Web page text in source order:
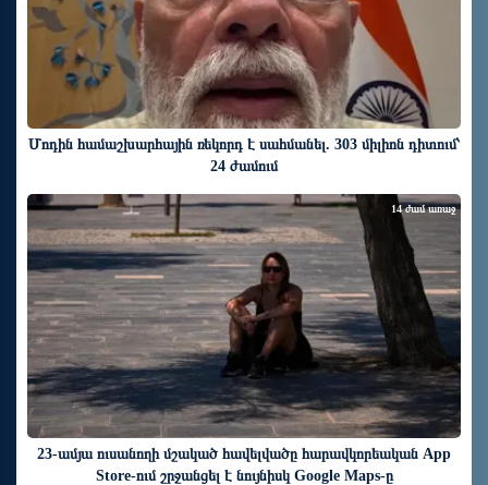
Մոդին համաշխարհային ռեկորդ է սահմանել. 303 միլիոն դիտում՝
24 ժամում
23-ամյա ուսանողի մշակած հավելվածը հարավկորեական App
Store-ում շրջանցել է նույնիսկ Google Maps-ը
14 ժամ առաջ